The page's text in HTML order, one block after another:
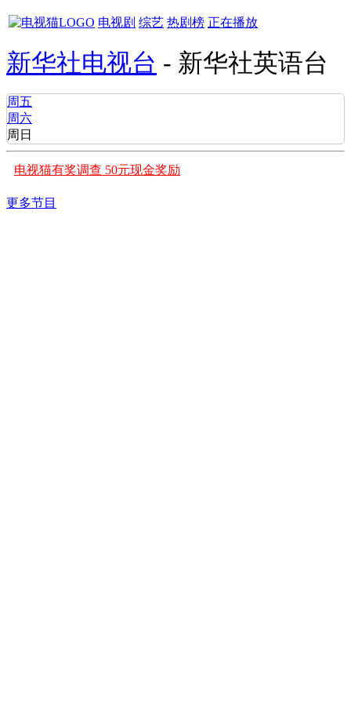
电视剧 综艺 热剧榜 正在播放
新华社电视台 - 新华社英语台
周五
周六
周日
电视猫有奖调查 50元现金奖励
更多节目